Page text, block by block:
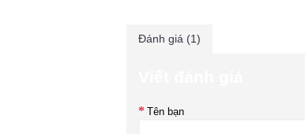
Đánh giá (1)
Tên bạn